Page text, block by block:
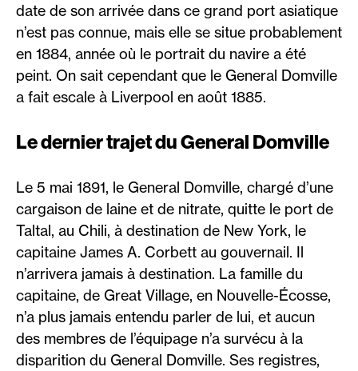
date de son arrivée dans ce grand port asiatique
n’est pas connue, mais elle se situe probablement
en 1884, année où le portrait du navire a été
peint. On sait cependant que le General Domville
a fait escale à Liverpool en août 1885.
Le dernier trajet du General Domville
Le 5 mai 1891, le General Domville, chargé d’une
cargaison de laine et de nitrate, quitte le port de
Taltal, au Chili, à destination de New York, le
capitaine James A. Corbett au gouvernail. Il
n’arrivera jamais à destination. La famille du
capitaine, de Great Village, en Nouvelle-Écosse,
n’a plus jamais entendu parler de lui, et aucun
des membres de l’équipage n’a survécu à la
disparition du General Domville. Ses registres,